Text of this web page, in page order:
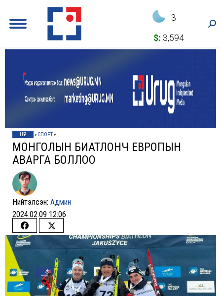
3
$: 3,594
НҮҮР » СПОРТ»
МОНГОЛЫН БИАТЛОНЧ ЕВРОПЫН
АВАРГА БОЛЛОО
Нийтэлсэн: Админ
2024.02.09 12:06
Share
on
Facebook
Share
on
Twitter